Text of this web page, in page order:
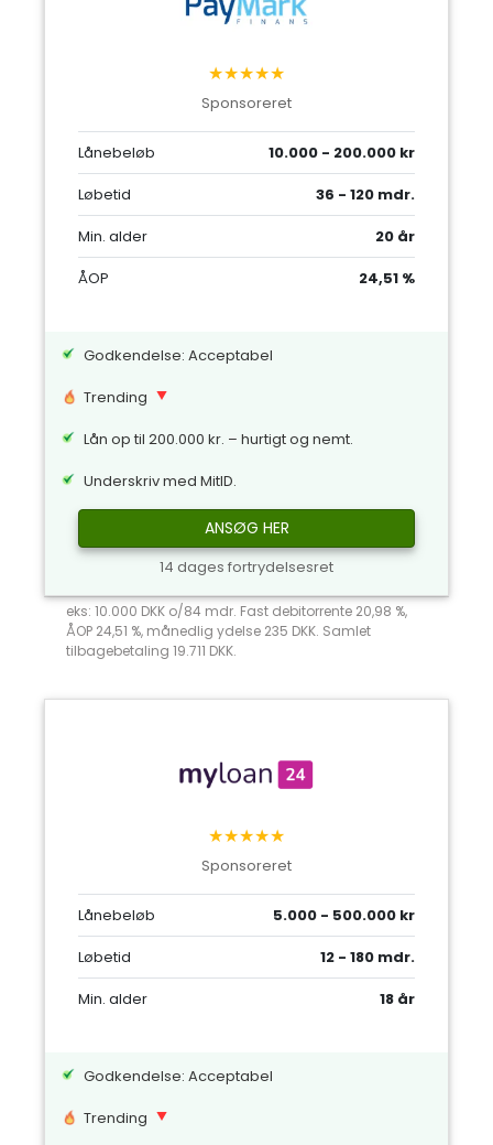
★★★★★
Sponsoreret
Lånebeløb
10.000 - 200.000 kr
Løbetid
36 - 120 mdr.
Min. alder
20 år
ÅOP
24,51 %
Godkendelse: Acceptabel
Trending
Lån op til 200.000 kr. – hurtigt og nemt.
Underskriv med MitID.
ANSØG HER
14 dages fortrydelsesret
eks: 10.000 DKK o/84 mdr. Fast debitorrente 20,98 %,
ÅOP 24,51 %, månedlig ydelse 235 DKK. Samlet
tilbagebetaling 19.711 DKK.
★★★★★
Sponsoreret
Lånebeløb
5.000 - 500.000 kr
Løbetid
12 - 180 mdr.
Min. alder
18 år
Godkendelse: Acceptabel
Trending